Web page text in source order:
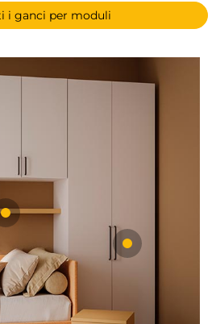
i ganci per moduli